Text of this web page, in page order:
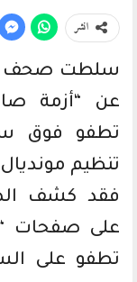
انشر
سلطت صحف
عن “أزمة
تطفو فوق
تنظيم مونديال 2030 .
فقد كشف
على صفحات
تطفو على